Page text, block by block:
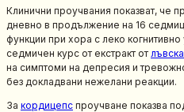
Клинични проучвания показват, че
дневно в продължение на 16
функции при хора с леко
седмичен курс от екстракт от
на симптоми на депресия и
без докладвани нежелани реакции.
За кордицепс проучване показва